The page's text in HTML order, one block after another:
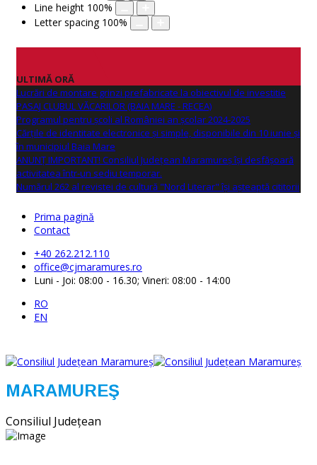
Line height 100%
Letter spacing 100%
ULTIMĂ ORĂ
Lucrări de montare grinzi prefabricate la obiectivul de investitie
PASAJ CLUBUL VĂCARILOR (BAIA MARE - RECEA)
Programul pentru școli al României an școlar 2024-2025
Cărțile de identitate electronice și simple, disponibile din 10 iunie și
în municipiul Baia Mare
ANUNŢ IMPORTANT! Consiliul Județean Maramureș își desfășoară
activitatea într-un sediu temporar.
Numărul 262 al revistei de cultură "Nord Literar" își așteaptă cititorii
Prima pagină
Contact
+40 262.212.110
office@cjmaramures.ro
Luni - Joi: 08:00 - 16.30; Vineri: 08:00 - 14:00
RO
EN
MARAMUREŞ
Consiliul Judeţean